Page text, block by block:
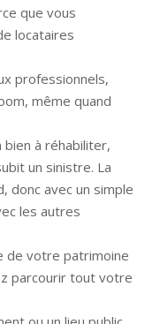
que vous
locataires
professionnels,
même quand
bien à réhabiliter,
un sinistre. La
donc avec un simple
les autres
de votre patrimoine
parcourir tout votre